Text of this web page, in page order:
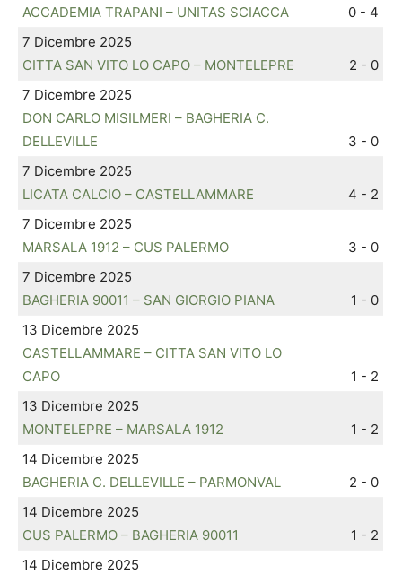
ACCADEMIA TRAPANI – UNITAS SCIACCA
0 - 4
7 Dicembre 2025
CITTA SAN VITO LO CAPO – MONTELEPRE
2 - 0
7 Dicembre 2025
DON CARLO MISILMERI – BAGHERIA C.
DELLEVILLE
3 - 0
7 Dicembre 2025
LICATA CALCIO – CASTELLAMMARE
4 - 2
7 Dicembre 2025
MARSALA 1912 – CUS PALERMO
3 - 0
7 Dicembre 2025
BAGHERIA 90011 – SAN GIORGIO PIANA
1 - 0
13 Dicembre 2025
CASTELLAMMARE – CITTA SAN VITO LO
CAPO
1 - 2
13 Dicembre 2025
MONTELEPRE – MARSALA 1912
1 - 2
14 Dicembre 2025
BAGHERIA C. DELLEVILLE – PARMONVAL
2 - 0
14 Dicembre 2025
CUS PALERMO – BAGHERIA 90011
1 - 2
14 Dicembre 2025